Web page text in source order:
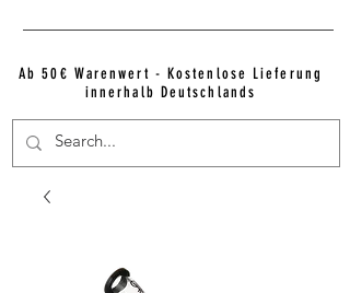
Ab 50€ Warenwert - Kostenlose Lieferung
innerhalb Deutschlands